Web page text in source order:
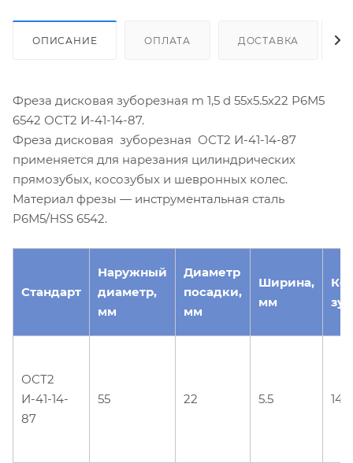
ОПИСАНИЕ ОПЛАТА ДОСТАВКА
Фреза дисковая зуборезная m 1,5 d 55х5.5х22 Р6М5
6542 ОСТ2 И-41-14-87.
Фреза дисковая зуборезная ОСТ2 И-41-14-87
применяется для нарезания цилиндрических
прямозубых, косозубых и шевронных колес.
Материал фрезы — инструментальная сталь
Р6М5/HSS 6542.
Стандарт
Наружный
диаметр,
мм
Диаметр
посадки,
мм
Ширина,
мм
ОСТ2
И-41-14-
87
55 22 5.5 14